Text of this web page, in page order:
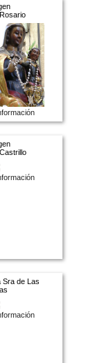
Sra de Las